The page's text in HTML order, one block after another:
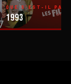
QUE S'EST-IL
1993